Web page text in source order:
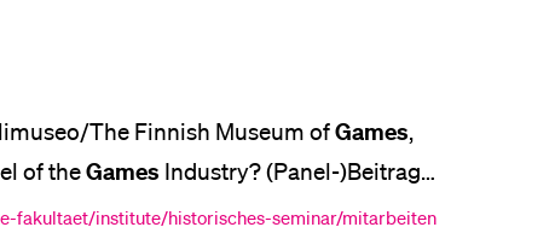
The Finnish Museum ofGames,
of theGames Industry? (Panel-)Beitrag,
2019). Piracy
fakultaet/institute/historisches-seminar/mitarbeiten